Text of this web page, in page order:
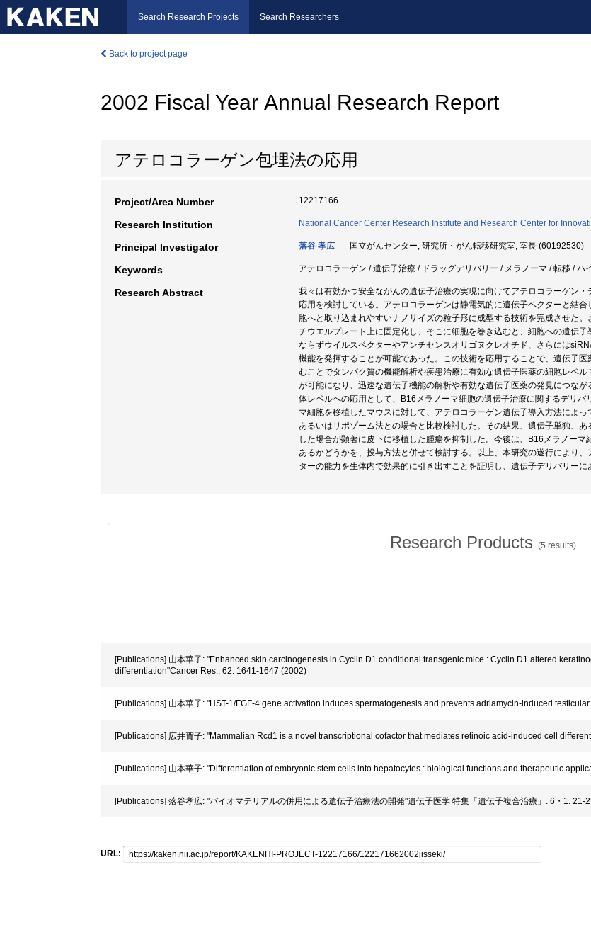
Search Research Projects Search Researchers
Back to project page
2002 Fiscal Year Annual Research Report
アテロコラーゲン包埋法の応用
Project/Area Number 12217166
Research Institution National Cancer Center Research Institute and Research Center for
Principal Investigator 落谷 孝広 国立がんセンター, 研究所・がん転移研究室, 室長 (60192530)
Keywords アテロコラーゲン / 遺伝子治療 / ドラッグデリバリー / メラノーマ / 転移 / ハ
Research Abstract
我々は有効かつ安全ながんの遺伝子治療の実現に向けてアテロコラーゲン
応用を検討している。アテロコラーゲンは静電気的に遺伝子ベクターと結
胞へと取り込まれやすいナノサイズの粒子形に成型する技術を完成させた
チウエルプレート上に固定化し、そこに細胞を巻き込むと、細胞への遺伝
ならずウイルスベクターやアンチセンスオリゴヌクレオチド、さらには
機能を発揮することが可能であった。この技術を応用することで、遺伝子
むことでタンパク質の機能解析や疾患治療に有効な遺伝子医薬の細胞レベ
が可能になり、迅速な遺伝子機能の解析や有効な遺伝子医薬の発見につな
体レベルへの応用として、B16メラノーマ細胞の遺伝子治療に関するデリ
マ細胞を移植したマウスに対して、アテロコラーゲン遺伝子導入方法によ
あるいはリポゾーム法との場合と比較検討した。その結果、遺伝子単独、
した場合が顕著に皮下に移植した腫瘍を抑制した。今後は、B16メラノー
あるかどうかを、投与方法と併せて検討する。以上、本研究の遂行により
ターの能力を生体内で効果的に引き出すことを証明し、遺伝子デリバリーに
Research Products (5 results)
[Publications] 山本華子: "Enhanced skin carcinogenesis in Cyclin D1 conditional transgenic mice : Cyclin D1 altered
differentiation"Cancer Res.. 62. 1641-1647 (2002)
[Publications] 山本華子: "HST-1/FGF-4 gene activation induces spermatogenesis and prevents adriamycin-induced
[Publications] 広井賀子: "Mammalian Rcd1 is a novel transcriptional cofactor that mediates retinoic acid-induced cell
[Publications] 山本華子: "Differentiation of embryonic stem cells into hepatocytes : biological functions and therapeutic
[Publications] 落谷孝広: "バイオマテリアルの併用による遺伝子治療法の開発"遺伝子医学 特集「遺伝子複合治療」. 6・1. 21-
URL: